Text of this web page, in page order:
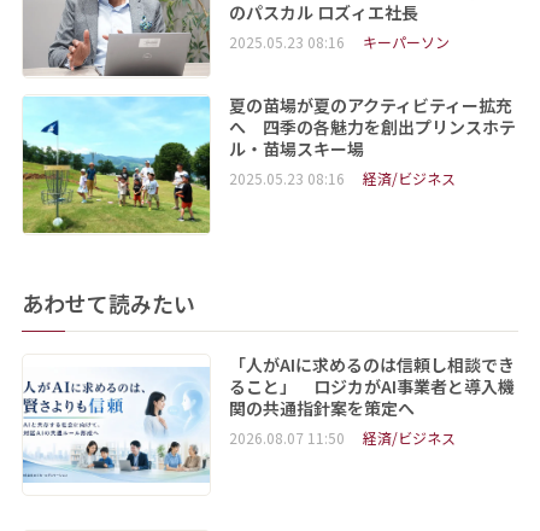
のパスカル ロズィエ社長
2025.05.23 08:16 キーパーソン
夏の苗場が夏のアクティビティー拡充
へ 四季の各魅力を創出プリンスホテ
ル・苗場スキー場
2025.05.23 08:16 経済/ビジネス
あわせて読みたい
「人がAIに求めるのは信頼し相談でき
ること」 ロジカがAI事業者と導入機
関の共通指針案を策定へ
2026.08.07 11:50 経済/ビジネス